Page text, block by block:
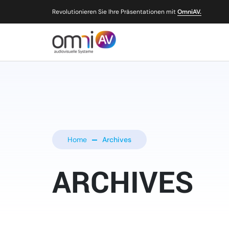
Revolutionieren Sie Ihre Präsentationen mitOmniAV.
Home Archives
ARCHIVES